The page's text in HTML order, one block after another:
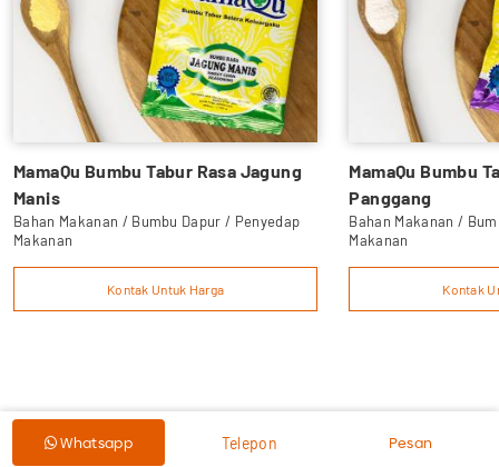
Whatsapp Telepon Pesan
MamaQu Bumbu Tabur Rasa Jagung
Manis
Bahan Makanan / Bumbu Dapur / Penyedap
Makanan
Kontak Untuk Harga
MamaQu Bumbu
Panggang
Bahan Makanan /
Makanan
Kontak